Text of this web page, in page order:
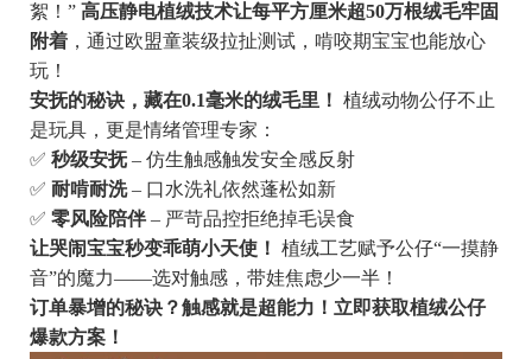
絮！” 高压静电植绒技术让每平方厘米超50万根绒毛牢固
附着，通过欧盟童装级拉扯测试，啃咬期宝宝也能放心
玩！
安抚的秘诀，藏在0.1毫米的绒毛里！ 植绒动物公仔不止
是玩具，更是情绪管理专家：
✅ 秒级安抚– 仿生触感触发安全感反射
✅ 耐啃耐洗– 口水洗礼依然蓬松如新
✅ 零风险陪伴– 严苛品控拒绝掉毛误食
让哭闹宝宝秒变乖萌小天使！ 植绒工艺赋予公仔“一摸静
音”的魔力——选对触感，带娃焦虑少一半！
订单暴增的秘诀？触感就是超能力！立即获取植绒公仔
爆款方案！